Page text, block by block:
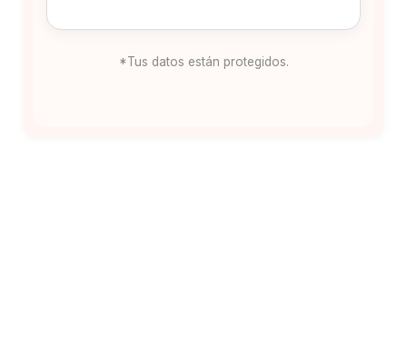
*Tus datos están protegidos.